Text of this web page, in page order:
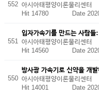
552 아시아태평양이론물리센터
Hit 14780 Date
551
입자가속기를 만드는 사람
아시아태평양이론물리센터
Hit 14560 Date
550
방사광 가속기로 신약을 개
아시아태평양이론물리센터
Hit 14001 Date